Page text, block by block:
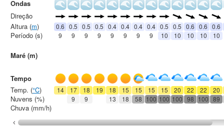
0.6 0.5 0.5 0.5 0.4 0.4 0.4 0.4 0.5 0.5 0.6 0.6 0.6
9
9 9 9 9 9 9 9 10 10 10 10 10
14 17 18 19 18 15 15 15 15 20 22 22
20
9
9 13 18 58 100 100 100 98 100 89
Ondas
Direção
Altura (m)
Período (s)
Maré (m)
Tempo
Temp. (°C)
Nuvens (%)
Chuva (mm/h)